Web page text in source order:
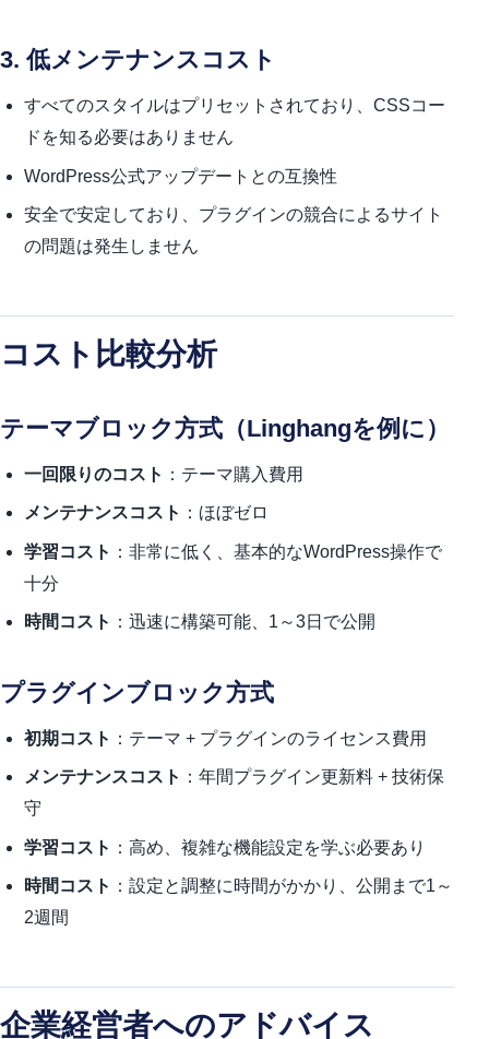
3. 低メンテナンスコスト
すべてのスタイルはプリセットされており、CSSコー
ドを知る必要はありません
WordPress公式アップデートとの互換性
安全で安定しており、プラグインの競合によるサイト
の問題は発生しません
コスト比較分析
テーマブロック方式（Linghangを例に）
一回限りのコスト ：テーマ購入費用
メンテナンスコスト ：ほぼゼロ
学習コスト ：非常に低く、基本的なWordPress操作で
十分
時間コスト ：迅速に構築可能、1～3日で公開
プラグインブロック方式
初期コスト ：テーマ + プラグインのライセンス費用
メンテナンスコスト ：年間プラグイン更新料 + 技術保
守
学習コスト ：高め、複雑な機能設定を学ぶ必要あり
時間コスト ：設定と調整に時間がかかり、公開まで1～
2週間
企業経営者へのアドバイス